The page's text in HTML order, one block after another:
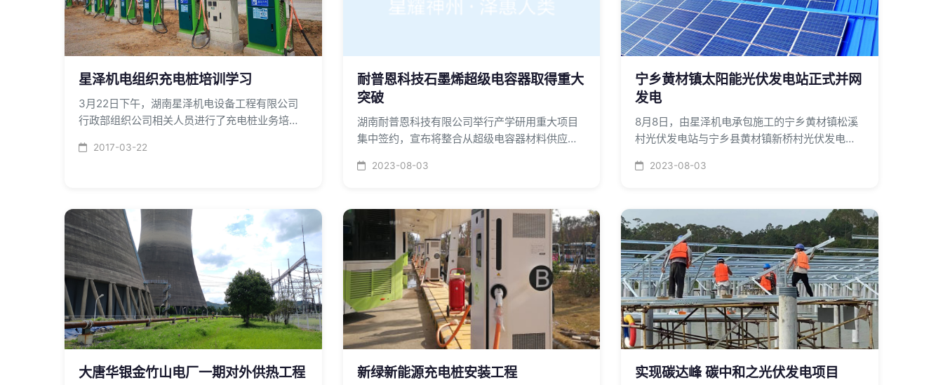
星泽机电组织充电桩培训学习
3月22日下午，湖南星泽机电设备工程有限公司
行政部组织公司相关人员进行了充电桩业务培训
2017-03-22
耐普恩科技石墨烯超级电容器取得重大
突破
湖南耐普恩科技有限公司举行产学研用重大项目
集中签约，宣布将整合从超级电容器材料供应、
新能源汽车、光伏照明、分布式储能、光伏充电
2023-08-03
宁乡黄材镇太阳能光伏发电站正式并网
发电
8月8日，由星泽机电承包施工的宁乡黄材镇松溪
村光伏发电站与宁乡县黄材镇新桥村光伏发电站
2023-08-03
大唐华银金竹山电厂一期对外供热工程 新绿新能源充电桩安装工程 实现碳达峰 碳中和之光伏发电项目